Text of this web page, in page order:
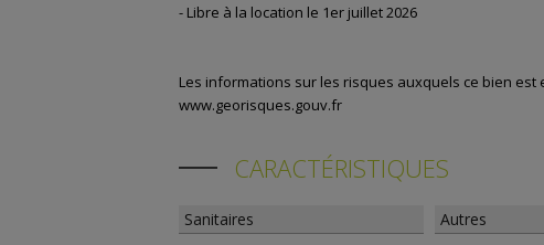
- Libre à la location le 1er juillet 2026
Les informations sur les risques auxquels ce bien
www.georisques.gouv.fr
CARACTÉRISTIQUES
Sanitaires Autres